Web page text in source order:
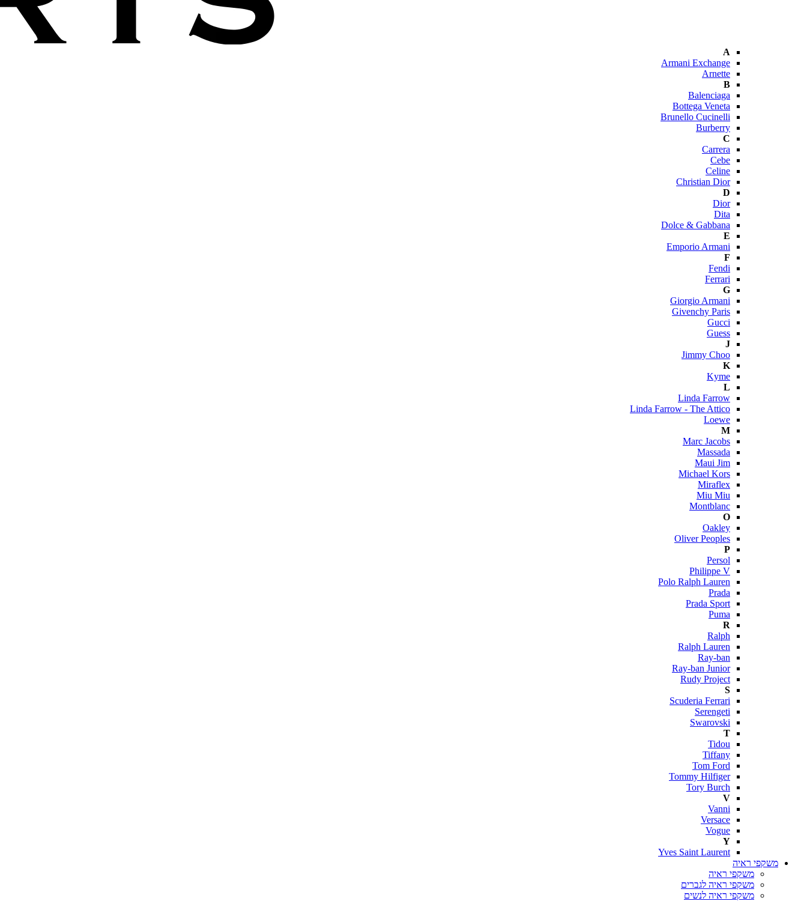
A
Armani Exchange
Arnette
B
Balenciaga
Bottega Veneta
Brunello Cucinelli
Burberry
C
Carrera
Cebe
Celine
Christian Dior
D
Dior
Dita
Dolce & Gabbana
E
Emporio Armani
F
Fendi
Ferrari
G
Giorgio Armani
Givenchy Paris
Gucci
Guess
J
Jimmy Choo
K
Kyme
L
Linda Farrow
Linda Farrow - The Attico
Loewe
M
Marc Jacobs
Massada
Maui Jim
Michael Kors
Miraflex
Miu Miu
Montblanc
O
Oakley
Oliver Peoples
P
Persol
Philippe V
Polo Ralph Lauren
Prada
Prada Sport
Puma
R
Ralph
Ralph Lauren
Ray-ban
Ray-ban Junior
Rudy Project
S
Scuderia Ferrari
Serengeti
Swarovski
T
Tidou
Tiffany
Tom Ford
Tommy Hilfiger
Tory Burch
V
Vanni
Versace
Vogue
Y
Yves Saint Laurent
משקפי ראיה
משקפי ראיה
משקפי ראיה לגברים
משקפי ראיה לנשים